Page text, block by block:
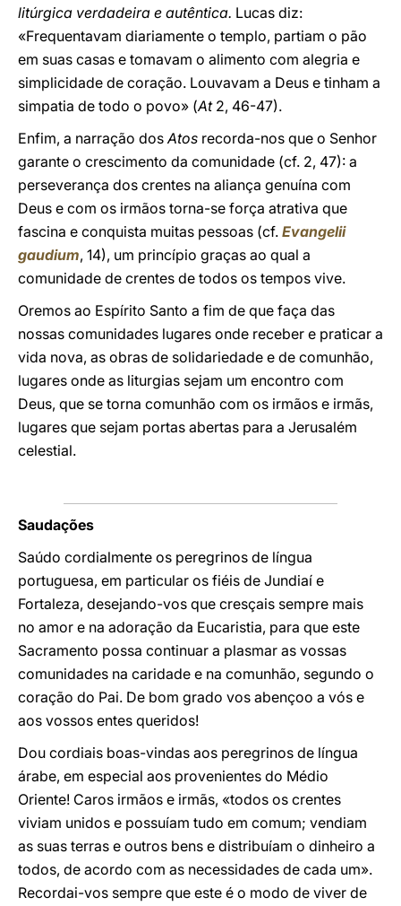
litúrgica verdadeira e autêntica. Lucas diz:
«Frequentavam diariamente o templo, partiam o pão
em suas casas e tomavam o alimento com alegria e
simplicidade de coração. Louvavam a Deus e tinham a
simpatia de todo o povo» (At2, 46-47).
Enfim, a narração dosAtos recorda-nos que o Senhor
garante o crescimento da comunidade (cf. 2, 47): a
perseverança dos crentes na aliança genuína com
Deus e com os irmãos torna-se força atrativa que
fascina e conquista muitas pessoas (cf. Evangelii
gaudium, 14), um princípio graças ao qual a
comunidade de crentes de todos os tempos vive.
Oremos ao Espírito Santo a fim de que faça das
nossas comunidades lugares onde receber e praticar a
vida nova, as obras de solidariedade e de comunhão,
lugares onde as liturgias sejam um encontro com
Deus, que se torna comunhão com os irmãos e irmãs,
lugares que sejam portas abertas para a Jerusalém
celestial.
Saudações
Saúdo cordialmente os peregrinos de língua
portuguesa, em particular os fiéis de Jundiaí e
Fortaleza, desejando-vos que cresçais sempre mais
no amor e na adoração da Eucaristia, para que este
Sacramento possa continuar a plasmar as vossas
comunidades na caridade e na comunhão, segundo o
coração do Pai. De bom grado vos abençoo a vós e
aos vossos entes queridos!
Dou cordiais boas-vindas aos peregrinos de língua
árabe, em especial aos provenientes do Médio
Oriente! Caros irmãos e irmãs, «todos os crentes
viviam unidos e possuíam tudo em comum; vendiam
as suas terras e outros bens e distribuíam o dinheiro a
todos, de acordo com as necessidades de cada um».
Recordai-vos sempre que este é o modo de viver de